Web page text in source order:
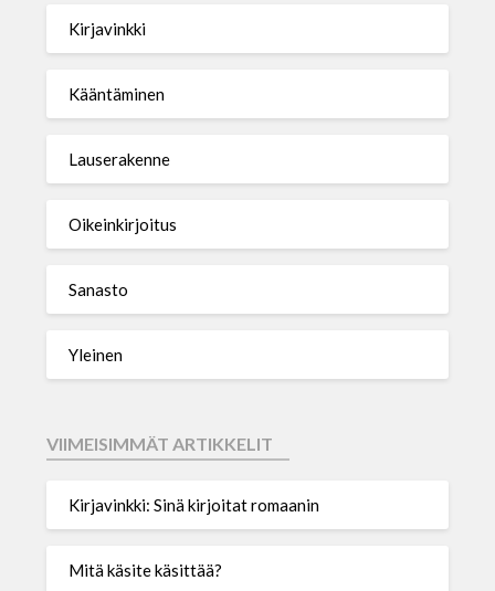
Kirjavinkki
Kääntäminen
Lauserakenne
Oikeinkirjoitus
Sanasto
Yleinen
VIIMEISIMMÄT ARTIKKELIT
Kirjavinkki: Sinä kirjoitat romaanin
Mitä käsite käsittää?